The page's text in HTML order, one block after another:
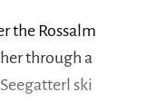
the Rossalm
through a
ski